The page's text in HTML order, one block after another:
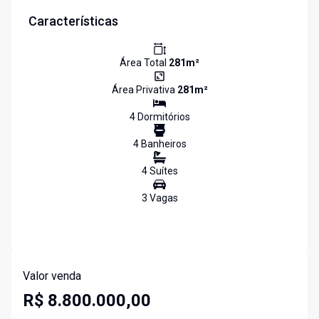
Características
Área Total 281m²
Área Privativa 281m²
4Dormitórios
4Banheiros
4Suítes
3 Vagas
Valor venda
R$ 8.800.000,00